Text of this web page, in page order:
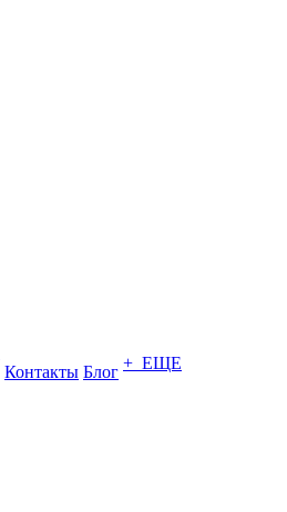
Контакты Блог + ЕЩЕ